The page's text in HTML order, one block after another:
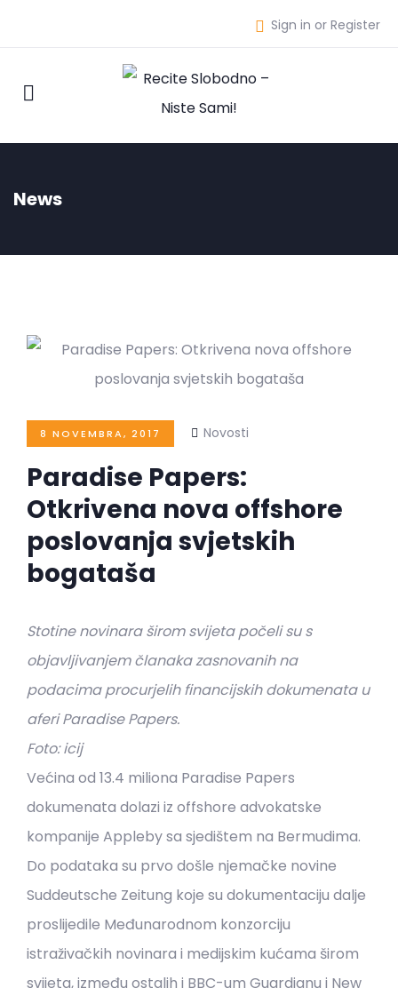
Sign in or Register
News
8 NOVEMBRA, 2017 Novosti
Paradise Papers:
Otkrivena nova offshore
poslovanja svjetskih
bogataša
Stotine novinara širom svijeta počeli su s
objavljivanjem članaka zasnovanih na
podacima procurjelih financijskih dokumenata u
aferi Paradise Papers.
Foto: icij
Većina od 13.4 miliona Paradise Papers
dokumenata dolazi iz offshore advokatske
kompanije Appleby sa sjedištem na Bermudima.
Do podataka su prvo došle njemačke novine
Suddeutsche Zeitung koje su dokumentaciju dalje
proslijedile Međunarodnom konzorciju
istraživačkih novinara i medijskim kućama širom
svijeta, između ostalih i BBC-um Guardianu i New